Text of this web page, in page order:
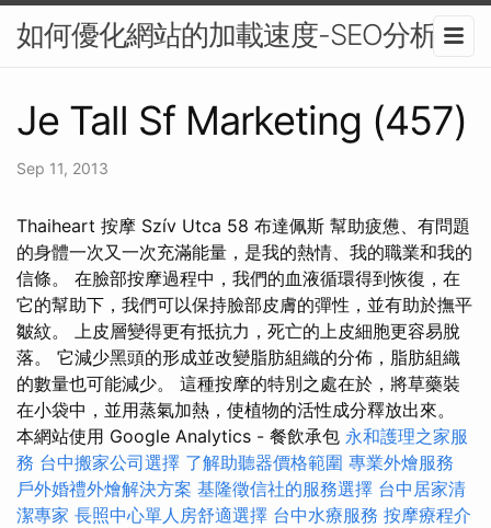
如何優化網站的加載速度-SEO分析
Je Tall Sf Marketing (457)
Sep 11, 2013
Thaiheart 按摩 Szív Utca 58 布達佩斯 幫助疲憊、有問題
的身體一次又一次充滿能量，是我的熱情、我的職業和我的
信條。 在臉部按摩過程中，我們的血液循環得到恢復，在
它的幫助下，我們可以保持臉部皮膚的彈性，並有助於撫平
皺紋。 上皮層變得更有抵抗力，死亡的上皮細胞更容易脫
落。 它減少黑頭的形成並改變脂肪組織的分佈，脂肪組織
的數量也可能減少。 這種按摩的特別之處在於，將草藥裝
在小袋中，並用蒸氣加熱，使植物的活性成分釋放出來。
本網站使用 Google Analytics - 餐飲承包 永和護理之家服
務 台中搬家公司選擇 了解助聽器價格範圍 專業外燴服務
戶外婚禮外燴解決方案 基隆徵信社的服務選擇 台中居家清
潔專家 長照中心單人房舒適選擇 台中水療服務 按摩療程介